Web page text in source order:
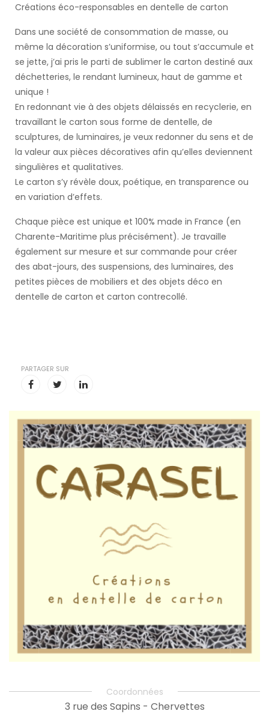
Coordonnées
3 rue des Sapins - Chervettes
Créations éco-responsables en dentelle de carton
Dans une société de consommation de masse, ou
même la décoration s’uniformise, ou tout s’accumule et
se jette, j’ai pris le parti de sublimer le carton destiné aux
déchetteries, le rendant lumineux, haut de gamme et
unique !
En redonnant vie à des objets délaissés en recyclerie, en
travaillant le carton sous forme de dentelle, de
sculptures, de luminaires, je veux redonner du sens et de
la valeur aux pièces décoratives afin qu’elles deviennent
singulières et qualitatives.
Le carton s’y révèle doux, poétique, en transparence ou
en variation d’effets.
Chaque pièce est unique et 100% made in France (en
Charente-Maritime plus précisément). Je travaille
également sur mesure et sur commande pour créer
des abat-jours, des suspensions, des luminaires, des
petites pièces de mobiliers et des objets déco en
dentelle de carton et carton contrecollé.
PARTAGER SUR